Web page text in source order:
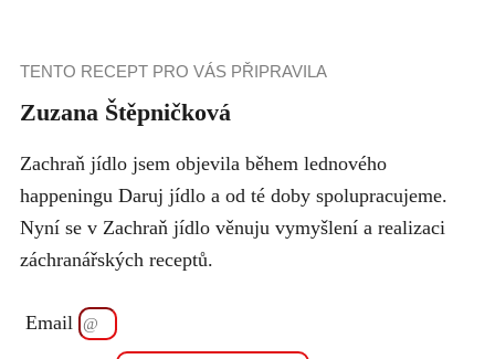
TENTO RECEPT PRO VÁS PŘIPRAVILA
Zuzana Štěpničková
Zachraň jídlo jsem objevila během lednového
happeningu Daruj jídlo a od té doby spolupracujeme.
Nyní se v Zachraň jídlo věnuju vymyšlení a realizaci
záchranářských receptů.
Email